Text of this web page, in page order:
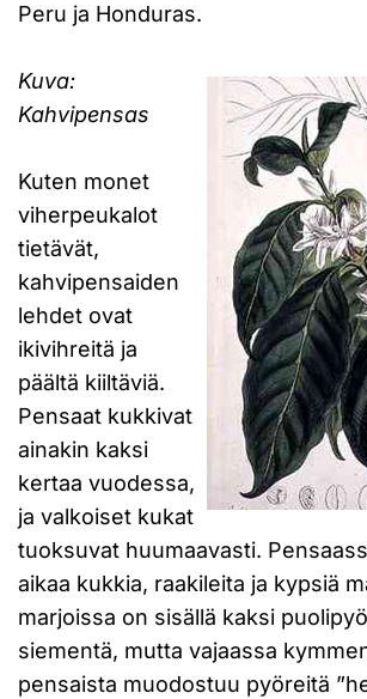
Peru ja Honduras.
Kuva:
Kahvipensas
Kuten monet
viherpeukalot
tietävät,
kahvipensaiden
lehdet ovat
ikivihreitä ja
päältä kiiltäviä.
Pensaat kukkivat
ainakin kaksi
kertaa vuodessa,
ja valkoiset kukat
tuoksuvat huumaavasti.
aikaa kukkia, raakileita ja kypsiä
marjoissa on sisällä kaksi
siementä, mutta vajaassa
pensaista muodostuu pyöreitä